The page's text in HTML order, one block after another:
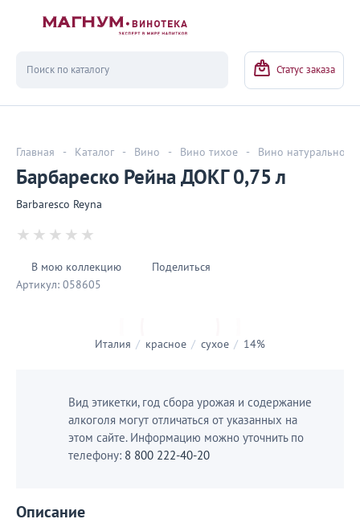
Статус заказа
Главная - Каталог - Вино - Вино тихое - Вино натуральное
Барбареско Рейна ДОКГ 0,75 л
Barbaresco Reyna
В мою коллекцию
Поделиться
Артикул: 058605
Италия / красное / сухое / 14%
Вид этикетки, год сбора урожая и содержание
алкоголя могут отличаться от указанных на
этом сайте. Информацию можно уточнить по
телефону: 8 800 222-40-20
Описание